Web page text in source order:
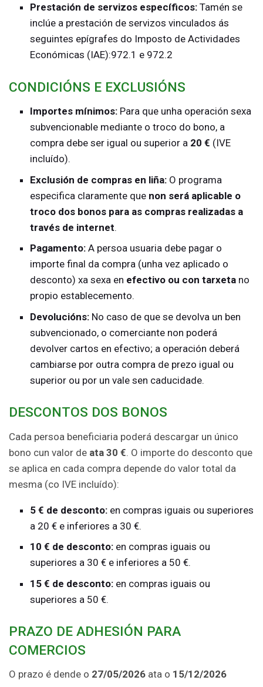
Prestación de servizos específicos: Tamén se
inclúe a prestación de servizos vinculados ás
seguintes epígrafes do Imposto de Actividades
Económicas (IAE):972.1 e 972.2
CONDICIÓNS E EXCLUSIÓNS
Importes mínimos: Para que unha operación sexa
subvencionable mediante o troco do bono, a
compra debe ser igual ou superior a 20 € (IVE
incluído).
Exclusión de compras en liña: O programa
especifica claramente que non será aplicable o
troco dos bonos para as compras realizadas a
través de internet.
Pagamento: A persoa usuaria debe pagar o
importe final da compra (unha vez aplicado o
desconto) xa sexa en efectivo ou con tarxeta no
propio establecemento.
Devolucións: No caso de que se devolva un ben
subvencionado, o comerciante non poderá
devolver cartos en efectivo; a operación deberá
cambiarse por outra compra de prezo igual ou
superior ou por un vale sen caducidade.
DESCONTOS DOS BONOS
Cada persoa beneficiaria poderá descargar un único
bono cun valor de ata 30 €. O importe do desconto que
se aplica en cada compra depende do valor total da
mesma (co IVE incluído):
5 € de desconto: en compras iguais ou superiores
a 20 € e inferiores a 30 €.
10 € de desconto: en compras iguais ou
superiores a 30 € e inferiores a 50 €.
15 € de desconto: en compras iguais ou
superiores a 50 €.
PRAZO DE ADHESIÓN PARA
COMERCIOS
O prazo é dende o 27/05/2026 ata o 15/12/2026